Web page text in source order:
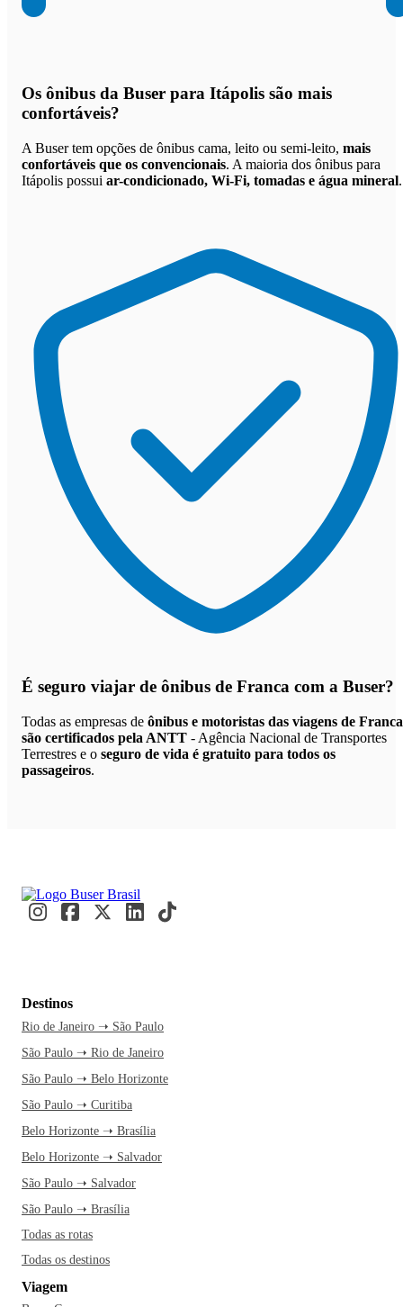
Os ônibus da Buser para Itápolis são mais
confortáveis?
A Buser tem opções de ônibus cama, leito ou semi-leito, mais
confortáveis que os convencionais. A maioria dos ônibus para
Itápolis possui ar-condicionado, Wi-Fi, tomadas e água mineral.
É seguro viajar de ônibus de Franca com a Buser?
Todas as empresas de ônibus e motoristas das viagens de Franca
são certificados pela ANTT - Agência Nacional de Transportes
Terrestres e o seguro de vida é gratuito para todos os
passageiros.
Destinos
Rio de Janeiro ➝ São Paulo
São Paulo ➝ Rio de Janeiro
São Paulo ➝ Belo Horizonte
São Paulo ➝ Curitiba
Belo Horizonte ➝ Brasília
Belo Horizonte ➝ Salvador
São Paulo ➝ Salvador
São Paulo ➝ Brasília
Todas as rotas
Todas os destinos
Viagem